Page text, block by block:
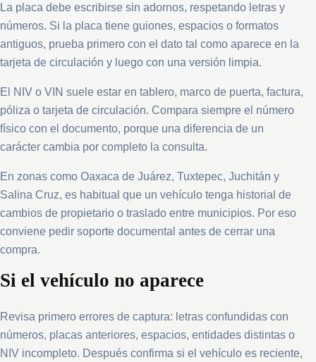
La placa debe escribirse sin adornos, respetando letras y
números. Si la placa tiene guiones, espacios o formatos
antiguos, prueba primero con el dato tal como aparece en la
tarjeta de circulación y luego con una versión limpia.
El NIV o VIN suele estar en tablero, marco de puerta, factura,
póliza o tarjeta de circulación. Compara siempre el número
físico con el documento, porque una diferencia de un
carácter cambia por completo la consulta.
En zonas como Oaxaca de Juárez, Tuxtepec, Juchitán y
Salina Cruz, es habitual que un vehículo tenga historial de
cambios de propietario o traslado entre municipios. Por eso
conviene pedir soporte documental antes de cerrar una
compra.
Si el vehículo no aparece
Revisa primero errores de captura: letras confundidas con
números, placas anteriores, espacios, entidades distintas o
NIV incompleto. Después confirma si el vehículo es reciente,